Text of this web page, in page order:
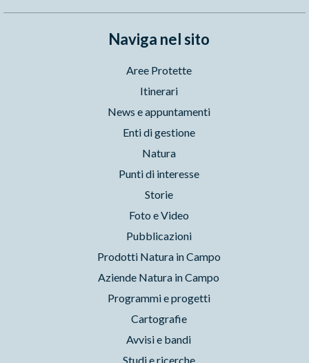
Naviga nel sito
Aree Protette
Itinerari
News e appuntamenti
Enti di gestione
Natura
Punti di interesse
Storie
Foto e Video
Pubblicazioni
Prodotti Natura in Campo
Aziende Natura in Campo
Programmi e progetti
Cartografie
Avvisi e bandi
Studi e ricerche